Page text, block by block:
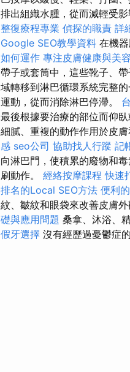
排出組織水腫，從而減輕受
整復療程專業 偵探的職責 詳
Google SEO教學資料 在機
如何運作 專注皮膚健康與美
帶子或套筒中，這些靴子、
域轉移到淋巴循環系統完整的
運動，從而消除淋巴停滯。
最後根據要治療的部位而仰臥
細膩、重複的動作作用於皮
感 seo公司 協助找人行蹤 記
向淋巴門，使積累的廢物和
刷動作。 經絡按摩課程 快速
排名的Local SEO方法 便利
紋、皺紋和眼袋來改善皮膚外
礎與應用問題 桑拿、沐浴、
假牙選擇 沒有經歷過憂鬱症